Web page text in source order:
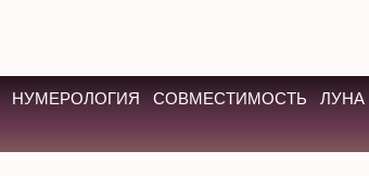
НУМЕРОЛОГИЯ СОВМЕСТИМОСТЬ ЛУНА